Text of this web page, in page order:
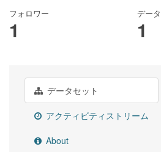
フォロワー
1
デー
1
データセット
アクティビティストリーム
About